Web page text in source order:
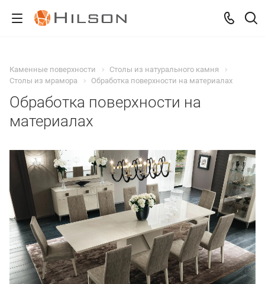
Каменные поверхности
Столы из натурального камня
Столы из мрамора
Обработка поверхности на материалах
Обработка поверхности на
материалах